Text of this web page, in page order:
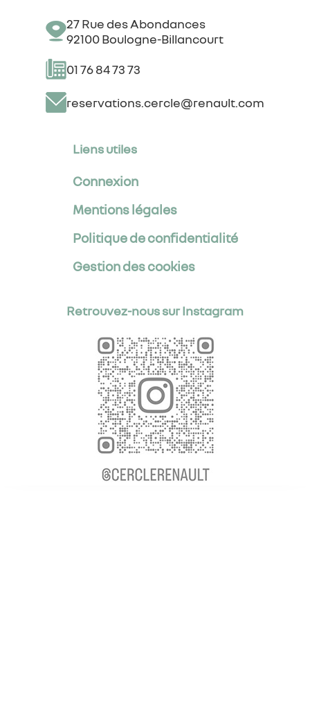
27 Rue des Abondances
92100 Boulogne-Billancourt
01 76 84 73 73
reservations.cercle@renault.com
Liens utiles
Connexion
Mentions légales
Politique de confidentialité
Gestion des cookies
Retrouvez-nous sur Instagram